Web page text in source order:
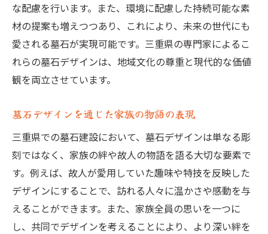
故人を偲ぶ温もりのあるデザイン
選ぶ楽しさが広がる墓石デザイン
な配慮を行います。また、環境に配慮した持続可能な素
材の提案も増えつつあり、これにより、未来の世代にも
愛される墓石が実現可能です。三重県の専門家によるこ
れらの墓石デザインは、地域文化の尊重と現代的な価値
観を両立させています。
墓石デザインを通じた家族の物語の表現
三重県での墓石建設において、墓石デザインは単なる彫
刻ではなく、家族の絆や故人の物語を語る大切な要素で
す。例えば、故人が愛用していた趣味や特技を反映した
デザインにすることで、訪れる人々に温かさや感動を与
えることができます。また、家族全員の思いを一つに
し、共同でデザインを考えることにより、より深い絆を